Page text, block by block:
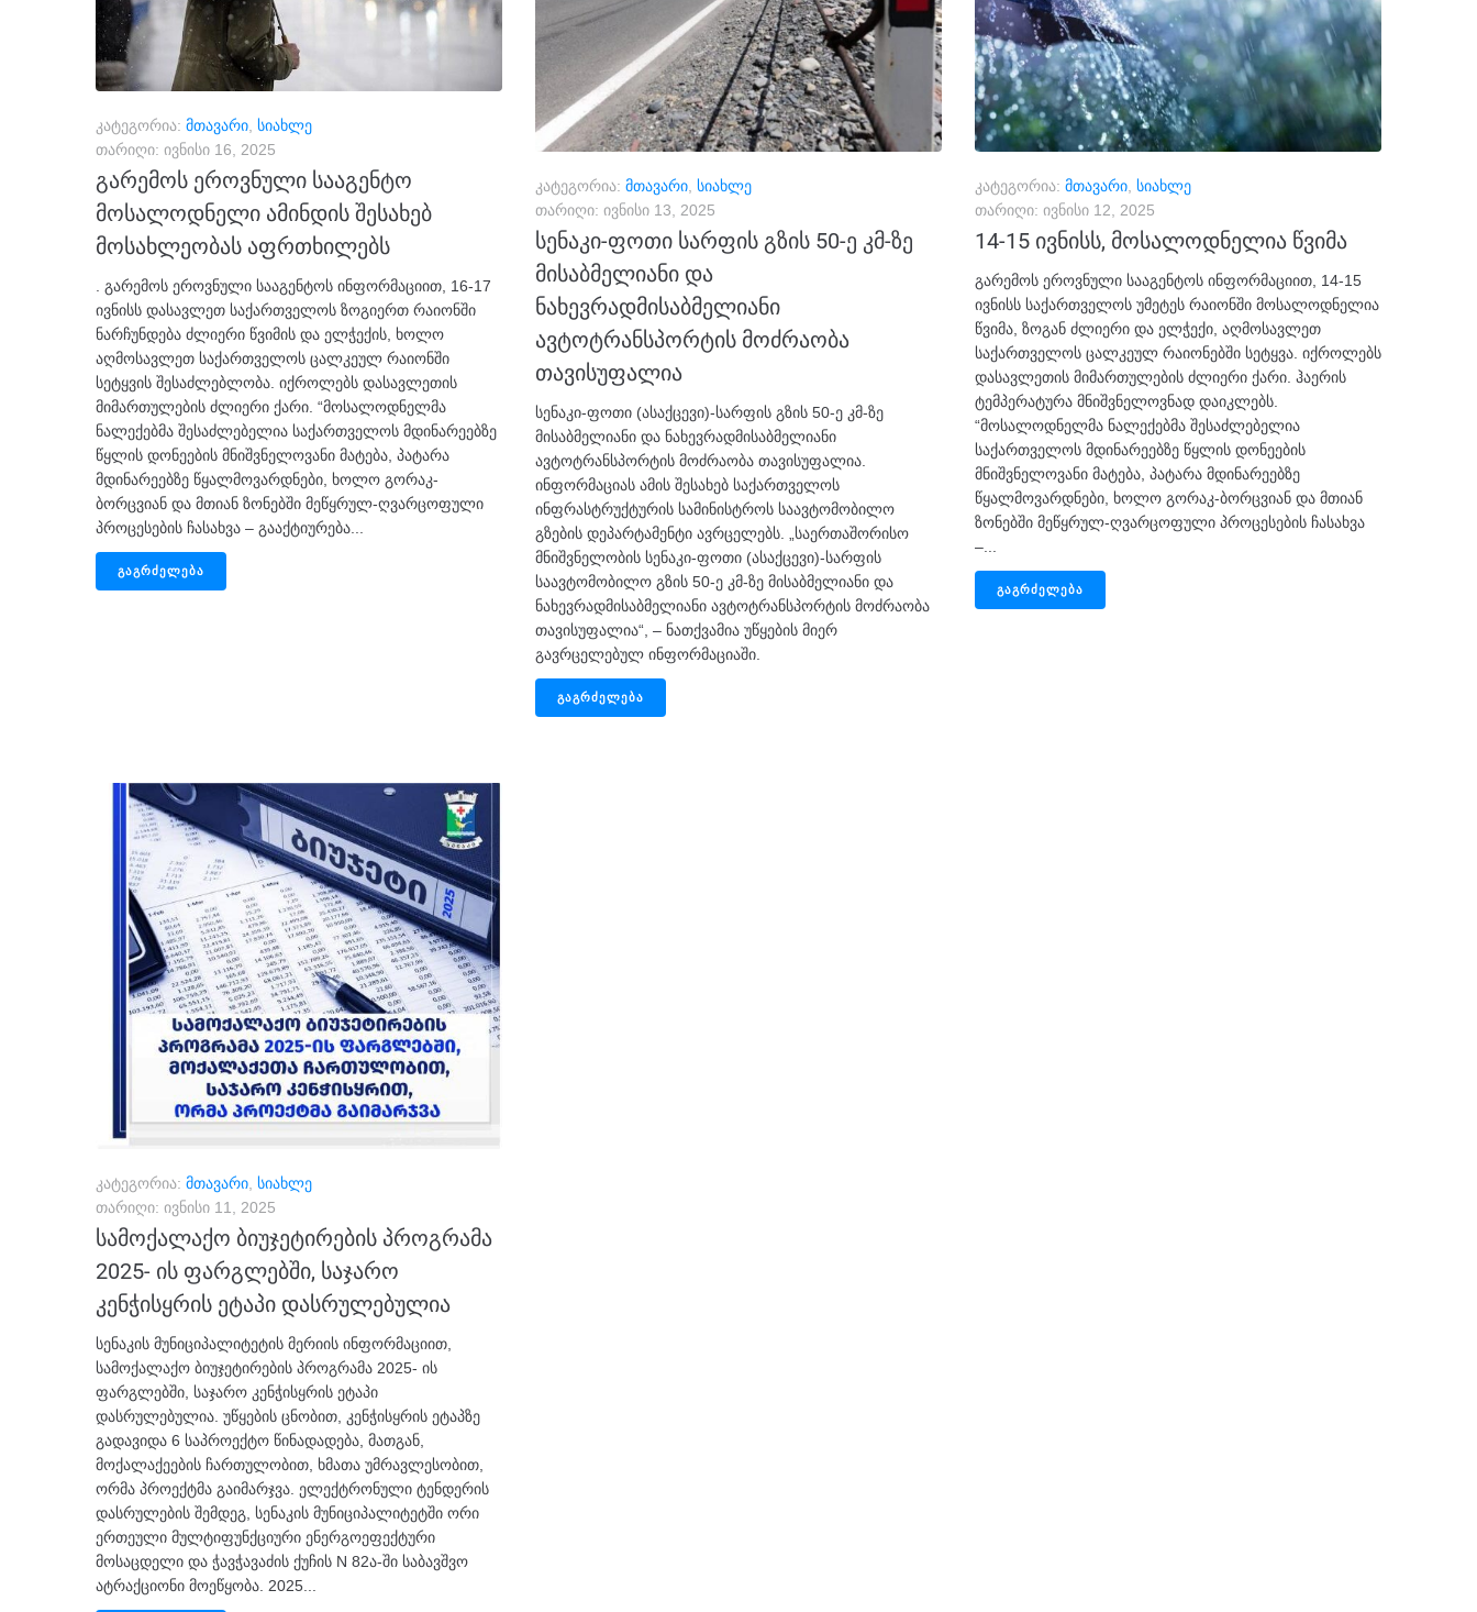
კატეგორია: მთავარი სიახლე
თარიღი: ივნისი 16, 2025
გარემოს ეროვნული სააგენტო
მოსალოდნელი ამინდის შესახებ
მოსახლეობას აფრთხილებს
. გარემოს ეროვნული სააგენტოს ინფორმაციით, 16-17
ივნისს დასავლეთ საქართველოს ზოგიერთ რაიონში
ნარჩუნდება ძლიერი წვიმის და ელჭექის, ხოლო
აღმოსავლეთ საქართველოს ცალკეულ რაიონში
სეტყვის შესაძლებლობა. იქროლებს დასავლეთის
მიმართულების ძლიერი ქარი. “მოსალოდნელმა
ნალექებმა შესაძლებელია საქართველოს მდინარეებზე
წყლის დონეების მნიშვნელოვანი მატება, პატარა
მდინარეებზე წყალმოვარდნები, ხოლო გორაკ-
ბორცვიან და მთიან ზონებში მეწყრულ-ღვარცოფული
პროცესების ჩასახვა – გააქტიურება...
ᲒᲐᲒᲠᲫᲔᲚᲔᲑᲐ
კატეგორია: მთავარი, სიახლე
თარიღი: ივნისი 13, 2025
სენაკი-ფოთი სარფის გზის 50-ე კმ-ზე
მისაბმელიანი და
ნახევრადმისაბმელიანი
ავტოტრანსპორტის მოძრაობა
თავისუფალია
სენაკი-ფოთი (ასაქცევი)-სარფის გზის 50-ე კმ-ზე
მისაბმელიანი და ნახევრადმისაბმელიანი
ავტოტრანსპორტის მოძრაობა თავისუფალია.
ინფორმაციას ამის შესახებ საქართველოს
ინფრასტრუქტურის სამინისტროს საავტომობილო
გზების დეპარტამენტი ავრცელებს. „საერთაშორისო
მნიშვნელობის სენაკი-ფოთი (ასაქცევი)-სარფის
საავტომობილო გზის 50-ე კმ-ზე მისაბმელიანი და
ნახევრადმისაბმელიანი ავტოტრანსპორტის მოძრაობა
თავისუფალია“, – ნათქვამია უწყების მიერ
გავრცელებულ ინფორმაციაში.
ᲒᲐᲒᲠᲫᲔᲚᲔᲑᲐ
კატეგორია: მთავარი, სიახლე
თარიღი: ივნისი 12, 2025
14-15 ივნისს, მოსალოდნელია წვიმა
გარემოს ეროვნული სააგენტოს ინფორმაციით, 14-15
ივნისს საქართველოს უმეტეს რაიონში მოსალოდნელია
წვიმა, ზოგან ძლიერი და ელჭექი, აღმოსავლეთ
საქართველოს ცალკეულ რაიონებში სეტყვა. იქროლებს
დასავლეთის მიმართულების ძლიერი ქარი. ჰაერის
ტემპერატურა მნიშვნელოვნად დაიკლებს.
“მოსალოდნელმა ნალექებმა შესაძლებელია
საქართველოს მდინარეებზე წყლის დონეების
მნიშვნელოვანი მატება, პატარა მდინარეებზე
წყალმოვარდნები, ხოლო გორაკ-ბორცვიან და მთიან
ზონებში მეწყრულ-ღვარცოფული პროცესების ჩასახვა
–...
ᲒᲐᲒᲠᲫᲔᲚᲔᲑᲐ
კატეგორია: მთავარი, სიახლე
თარიღი: ივნისი 11, 2025
სამოქალაქო ბიუჯეტირების პროგრამა
2025- ის ფარგლებში, საჯარო
კენჭისყრის ეტაპი დასრულებულია
სენაკის მუნიციპალიტეტის მერიის ინფორმაციით,
სამოქალაქო ბიუჯეტირების პროგრამა 2025- ის
ფარგლებში, საჯარო კენჭისყრის ეტაპი
დასრულებულია. უწყების ცნობით, კენჭისყრის ეტაპზე
გადავიდა 6 საპროექტო წინადადება, მათგან,
მოქალაქეების ჩართულობით, ხმათა უმრავლესობით,
ორმა პროექტმა გაიმარჯვა. ელექტრონული ტენდერის
დასრულების შემდეგ, სენაკის მუნიციპალიტეტში ორი
ერთეული მულტიფუნქციური ენერგოეფექტური
მოსაცდელი და ჭავჭავაძის ქუჩის N 82ა-ში საბავშვო
ატრაქციონი მოეწყობა. 2025...